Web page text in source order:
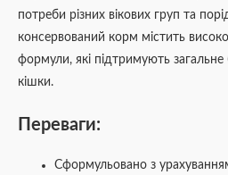
потреби різних вікових груп та
консервований корм містить
формули, які підтримують
кішки.
Переваги:
Сформульовано з